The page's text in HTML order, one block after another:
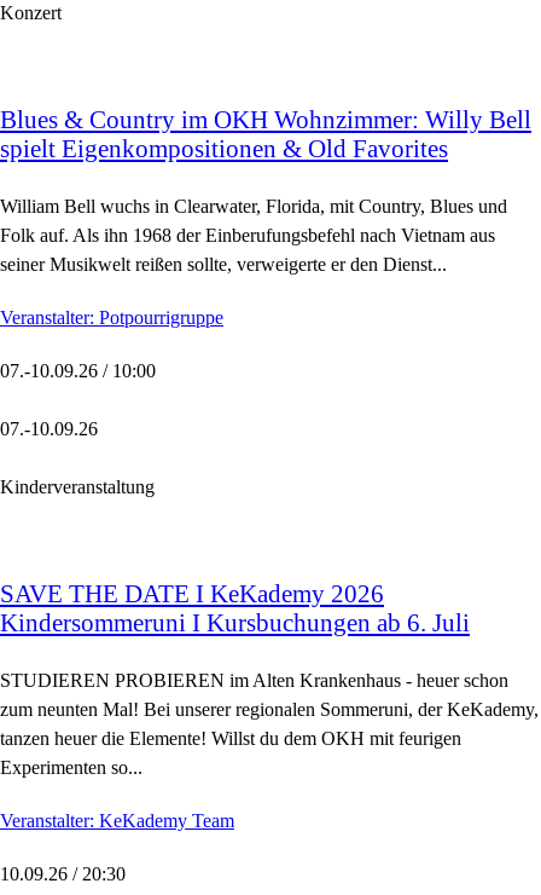
Konzert
Blues & Country im OKH Wohnzimmer: Willy Bell
spielt Eigenkompositionen & Old Favorites
William Bell wuchs in Clearwater, Florida, mit Country, Blues und
Folk auf. Als ihn 1968 der Einberufungsbefehl nach Vietnam aus
seiner Musikwelt reißen sollte, verweigerte er den Dienst...
Veranstalter: Potpourrigruppe
07.-10.09.26 / 10:00
07.-10.09.26
Kinderveranstaltung
SAVE THE DATE I KeKademy 2026
Kindersommeruni I Kursbuchungen ab 6. Juli
STUDIEREN PROBIEREN im Alten Krankenhaus - heuer schon
zum neunten Mal! Bei unserer regionalen Sommeruni, der KeKademy,
tanzen heuer die Elemente! Willst du dem OKH mit feurigen
Experimenten so...
Veranstalter: KeKademy Team
10.09.26 / 20:30